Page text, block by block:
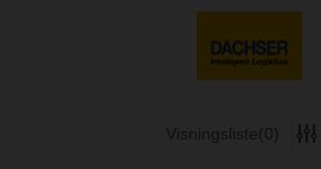
Visningsliste(0)